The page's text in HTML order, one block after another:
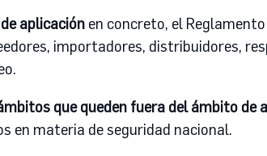
aplicación en concreto, el
importadores, distribuidores,
que queden fuera del ámbito de
en materia de seguridad nacional.